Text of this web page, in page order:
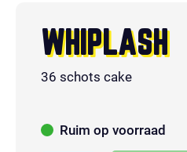
WHIPLASH
36 schots cake
Ruim op voorraad